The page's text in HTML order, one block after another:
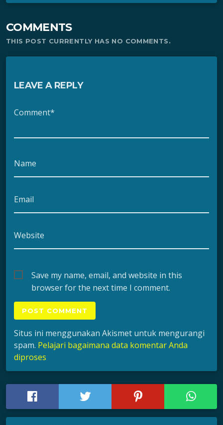
COMMENTS
THIS POST CURRENTLY HAS NO COMMENTS.
LEAVE A REPLY
Comment*
Name
Email
Website
Save my name, email, and website in this
browser for the next time I comment.
Situs ini menggunakan Akismet untuk mengurangi
spam. Pelajari bagaimana data komentar Anda
diproses